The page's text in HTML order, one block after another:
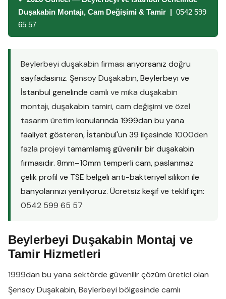
Duşakabin Montajı, Cam Değişimi & Tamir | 0542 599
65 57
Beylerbeyi duşakabin firması arıyorsanız doğru
sayfadasınız. Şensoy Duşakabin, Beylerbeyi ve
İstanbul genelinde camlı ve mika duşakabin
montajı,duşakabin tamiri,cam değişimi ve özel
tasarım üretim konularında 1999dan bu yana
faaliyet gösteren, İstanbul'un 39 ilçesinde 1000den
fazla projeyi tamamlamış güvenilir bir duşakabin
firmasıdır. 8mm–10mm temperli cam, paslanmaz
çelik profil ve TSE belgeli anti-bakteriyel silikon ile
banyolarınızı yeniliyoruz. Ücretsiz keşif ve teklif için:
0542 599 65 57
Beylerbeyi Duşakabin Montaj ve
Tamir Hizmetleri
1999dan bu yana sektörde güvenilir çözüm üretici olan
Şensoy Duşakabin,Beylerbeyi bölgesinde camlı